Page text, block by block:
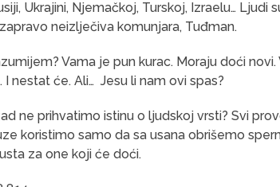
Ukrajini, Njemačkoj, Turskoj, Izraelu… Ljudi
zapravo neizlječiva komunjara, Tuđman.
Vama je pun kurac. Moraju doći
I nestat će. Ali… Jesu li nam ovi spas?
ne prihvatimo istinu o ljudskoj vrsti? Svi
koristimo samo da sa usana obrišemo
za one koji će doći.